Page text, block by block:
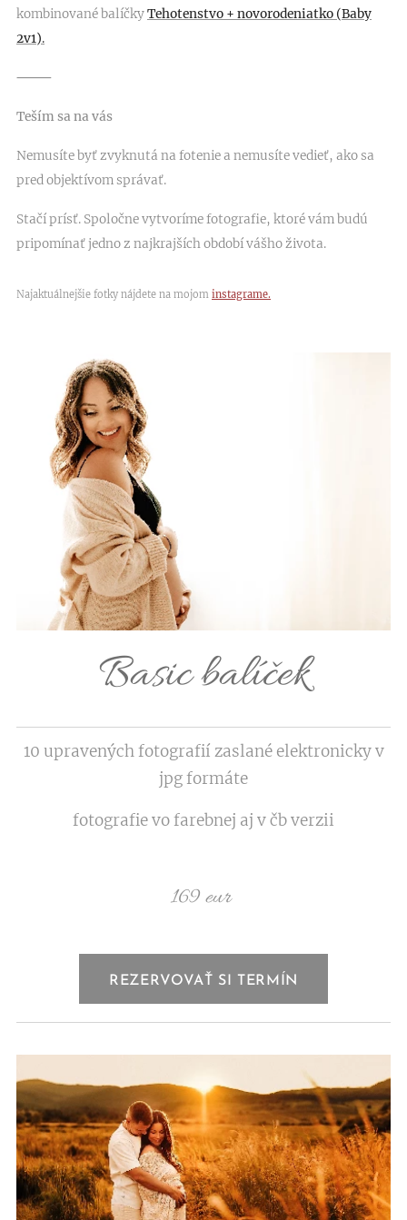
kombinované balíčkyTehotenstvo + novorodeniatko (Baby
2v1).
⸻
Teším sa na vás
Nemusíte byť zvyknutá na fotenie a nemusíte vedieť, ako sa
pred objektívom správať.
Stačí prísť. Spoločne vytvoríme fotografie, ktoré vám budú
pripomínať jedno z najkrajších období vášho života.
Najaktuálnejšie fotky nájdete na mojom instagrame.
Basic balíček
10 upravených fotografií zaslané elektronicky v
jpg formáte
fotografie vo farebnej aj v čb verzii
169 eur
REZERVOVAŤ SI TERMÍN